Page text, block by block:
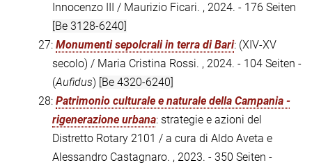
Innocenzo III / Maurizio Ficari. , 2024. - 176 Seiten
[Be 3128-6240]
27: Monumenti sepolcrali in terra di Bari: (XIV-XV
secolo) / Maria Cristina Rossi. , 2024. - 104 Seiten -
(Aufidus) [Be 4320-6240]
28: Patrimonio culturale e naturale della Campania -
rigenerazione urbana: strategie e azioni del
Distretto Rotary 2101 / a cura di Aldo Aveta e
Alessandro Castagnaro. , 2023. - 350 Seiten -